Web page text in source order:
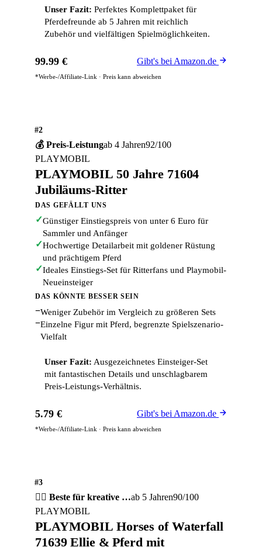
Unser Fazit: Perfektes Komplettpaket für
Pferdefreunde ab 5 Jahren mit reichlich
Zubehör und vielfältigen Spielmöglichkeiten.
99.99 € Gibt's bei Amazon.de
*Werbe-/Affiliate-Link · Preis kann abweichen
#2
💰 Preis-Leistungab 4 Jahren92/100
PLAYMOBIL
PLAYMOBIL 50 Jahre 71604
Jubiläums-Ritter
DAS GEFÄLLT UNS
✓Günstiger Einstiegspreis von unter 6 Euro für
Sammler und Anfänger
✓Hochwertige Detailarbeit mit goldener Rüstung
und prächtigem Pferd
✓Ideales Einstiegs-Set für Ritterfans und Playmobil-
Neueinsteiger
DAS KÖNNTE BESSER SEIN
−Weniger Zubehör im Vergleich zu größeren Sets
−Einzelne Figur mit Pferd, begrenzte Spielszenario-
Vielfalt
Unser Fazit: Ausgezeichnetes Einsteiger-Set
mit fantastischen Details und unschlagbarem
Preis-Leistungs-Verhältnis.
5.79 € Gibt's bei Amazon.de
*Werbe-/Affiliate-Link · Preis kann abweichen
#3
💇‍♀️ Beste für kreative …ab 5 Jahren90/100
PLAYMOBIL
PLAYMOBIL Horses of Waterfall
71639 Ellie & Pferd mit